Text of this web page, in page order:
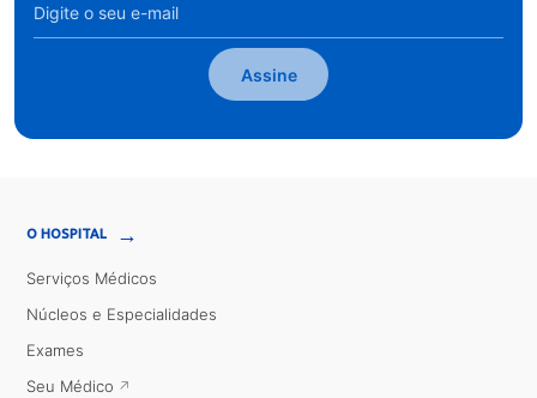
Assine
O HOSPITAL →
Serviços Médicos
Núcleos e Especialidades
Exames
Seu Médico